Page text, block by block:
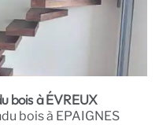
bois à ÉVREUX
bois à EPAIGNES